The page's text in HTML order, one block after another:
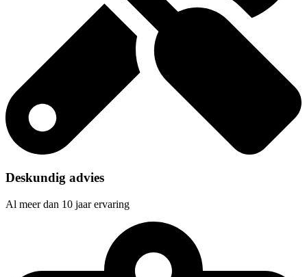
Deskundig advies
Al meer dan 10 jaar ervaring